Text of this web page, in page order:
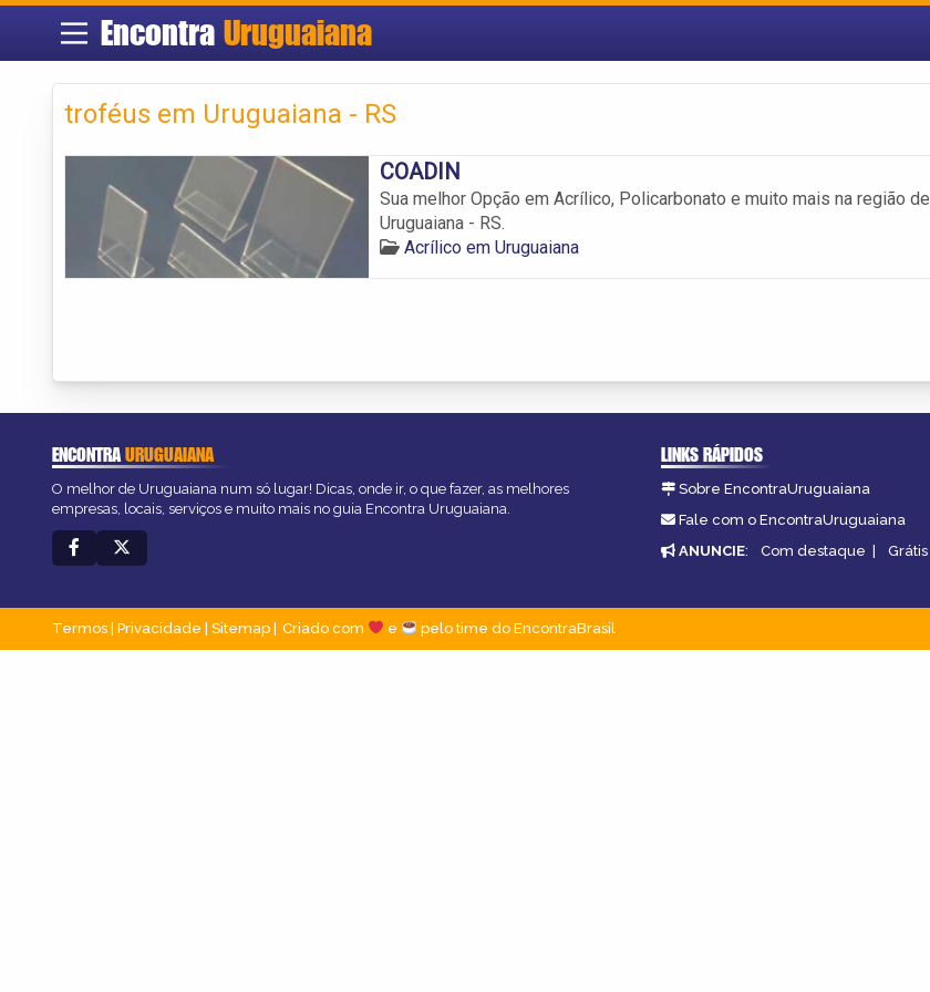
Encontra Uruguaiana
troféus em Uruguaiana - RS
COADIN
Sua melhor Opção em Acrílico, Policarbonato e muito mais na região de
Uruguaiana - RS.
Acrílico em Uruguaiana
ENCONTRAURUGUAIANA
O melhor de Uruguaiana num só lugar! Dicas, onde ir, o que fazer, as melhores
empresas, locais, serviços e muito mais no guia Encontra Uruguaiana.
LINKS RÁPIDOS
Sobre EncontraUruguaiana
Fale com o EncontraUruguaiana
ANUNCIE: Com destaque | Grátis
Termos Privacidade Sitemap Criado com e pelo time do EncontraBrasil